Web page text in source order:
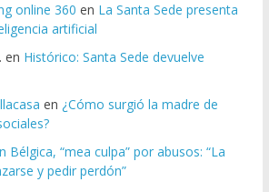
online 360 en La Santa Sede presenta
artificial
en Histórico: Santa Sede devuelve
en ¿Cómo surgió la madre de
Bélgica, “mea culpa” por abusos: “La
y pedir perdón”